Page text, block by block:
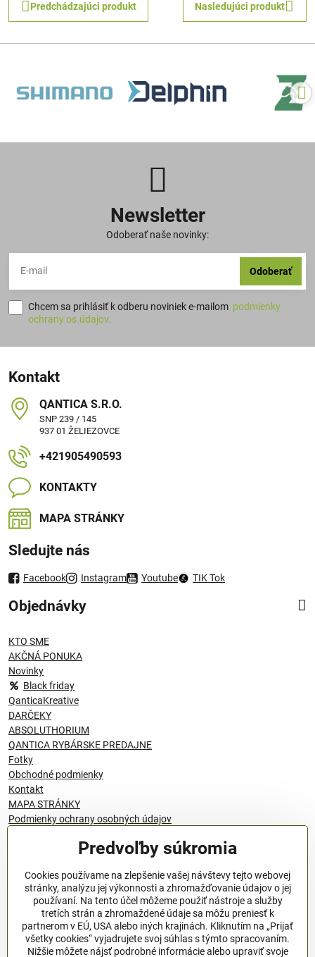
Predchádzajúci produkt Nasledujúci produkt
Newsletter
Odoberať naše novinky:
Odoberať
Chcem sa prihlásiť k odberu noviniek e-mailom podmienky
ochrany os.údajov.
Kontakt
QANTICA S​.R​.O​.
SNP 239 / 145
937 01 ŽELIEZOVCE
+421905490593
KONTAKTY
MAPA STRÁNKY
Sledujte nás
Facebook Instagram Youtube TIK Tok
Objednávky
KTO SME
AKČNÁ PONUKA
Novinky
Black friday
QanticaKreative
DARČEKY
ABSOLUTHORIUM
QANTICA RYBÁRSKE PREDAJNE
Fotky
Obchodné podmienky
Kontakt
MAPA STRÁNKY
Podmienky ochrany osobných údajov
© 1996 - 2024 QANTICA S.R.O
Podmienky ochrany osobných údajov
OBCHODNÉ PODMIENKY
Všeobecné nariadenie o bezpečnosti produktov (GPSR), Regulation
Predvoľby súkromia
Cookies používame na zlepšenie vašej návštevy tejto webovej
stránky, analýzu jej výkonnosti a zhromažďovanie údajov o jej
používaní. Na tento účel môžeme použiť nástroje a služby
tretích strán a zhromaždené údaje sa môžu preniesť k
partnerom v EÚ, USA alebo iných krajinách. Kliknutím na „Prijať
všetky cookies“ vyjadrujete svoj súhlas s týmto spracovaním.
Nižšie môžete nájsť podrobné informácie alebo upraviť svoje